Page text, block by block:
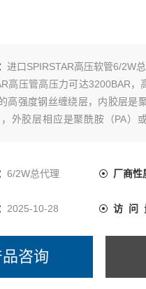
进口SPIRSTAR高压软管6/2W
高压管高压力可达3200BAR，
高强度钢丝缠绕层，内胶层是
外胶层相应是聚酰胺（PA）
或不锈钢制造，
6/2W总代理 厂商性
2025-10-28 访 问
咨询